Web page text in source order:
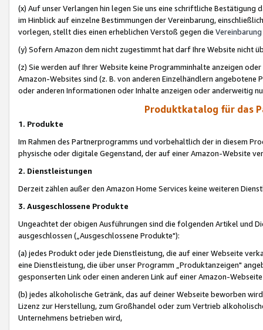
(x) Auf unser Verlangen hin legen Sie uns eine schriftliche
im Hinblick auf einzelne Bestimmungen der Vereinbarung,
vorlegen, stellt dies einen erheblichen Verstoß gegen die Vereinbarung
(y) Sofern Amazon dem nicht zugestimmt hat darf Ihre Website nicht
(z) Sie werden auf Ihrer Website keine Programminhalte anzeigen
Amazon-Websites sind (z. B. von anderen Einzelhändlern
oder anderen Informationen oder Inhalte anzeigen oder anderweitig
Produktkatalog für das
1. Produkte
Im Rahmen des Partnerprogramms und vorbehaltlich der in diesem
physische oder digitale Gegenstand, der auf einer Amazon-Website
2. Dienstleistungen
Derzeit zählen außer den Amazon Home Services keine weiteren
3. Ausgeschlossene Produkte
Ungeachtet der obigen Ausführungen sind die folgenden Artikel und
ausgeschlossen („Ausgeschlossene Produkte"):
(a) jedes Produkt oder jede Dienstleistung, die auf einer Webseite
eine Dienstleistung, die über unser Programm „Produktanzeigen"
gesponserten Link oder einen anderen Link auf einer Amazon-
(b) jedes alkoholische Getränk, das auf deiner Webseite beworben
Lizenz zur Herstellung, zum Großhandel oder zum Vertrieb
Unternehmens betrieben wird,